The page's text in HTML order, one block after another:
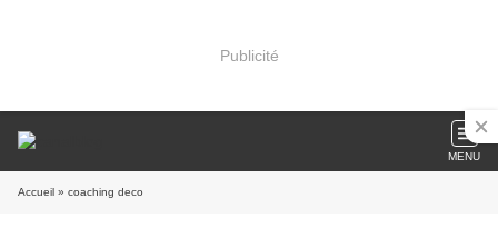
Publicité
MENU
Accueil » coaching deco